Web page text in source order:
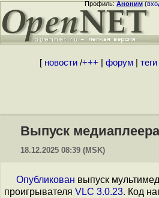
Профиль:Аноним(
[ новости/+++ форум| теги|
Выпуск
18.12.2025 08:39 (MSK)
Опубликован выпуск
проигрывателя VLC 3.0.23. Код